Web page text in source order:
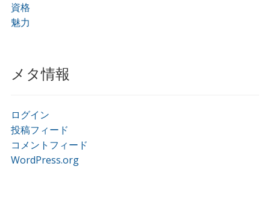
資格
魅力
メタ情報
ログイン
投稿フィード
コメントフィード
WordPress.org